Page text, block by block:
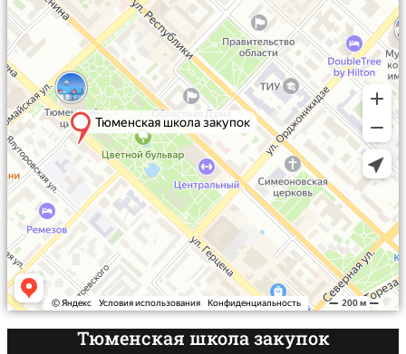
Термины и определения 44-ФЗ
Тюменская школа закупок